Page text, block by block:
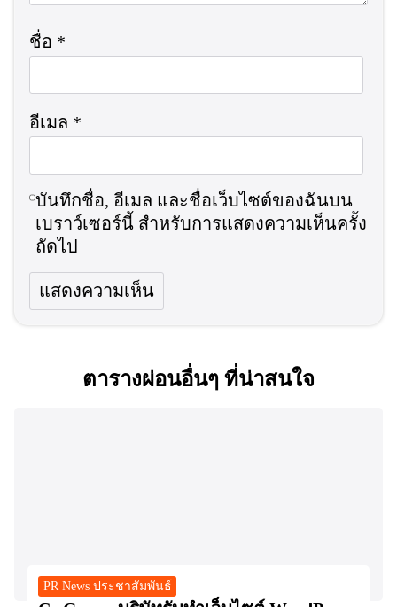
ชื่อ *
อีเมล *
บันทึกชื่อ, อีเมล และชื่อเว็บไซต์ของฉันบน
เบราว์เซอร์นี้ สำหรับการแสดงความเห็นครั้ง
ถัดไป
ตารางผ่อนอื่นๆ ที่น่าสนใจ
PR News ประชาสัมพันธ์